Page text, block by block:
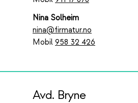
Nina Solheim
nina@firmatur.no
Mobil 958 32 426
Avd. Bryne